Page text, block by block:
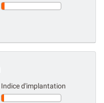
Indice d'implantation